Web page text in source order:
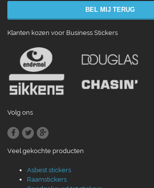
BEL MIJ TERUG
Klanten kozen voor Business Stickers
Volg ons
Veel gekochte producten
Asbest stickers
Raamstickers